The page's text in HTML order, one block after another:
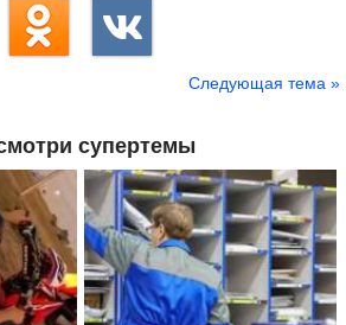
Следующая тема »
супертемы